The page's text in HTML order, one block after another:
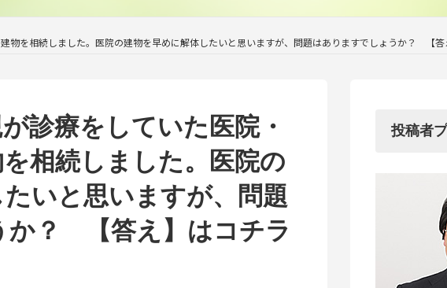
建物を相続しました。医院の建物を早めに解体したいと思いますが、問題はありますでしょうか？ 【
診療をしていた医院・
相続しました。医院の
いと思いますが、問題
か？ 【答え】はコチラ
投稿者